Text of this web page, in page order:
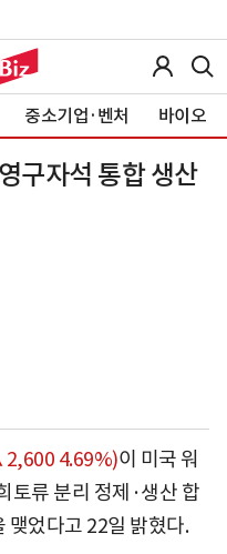
중소기업·벤처 바이오
구자석 통합 생산
4.69%)이 미국 워
토류 분리 정제·생산 합
맺었다고 22일 밝혔다.